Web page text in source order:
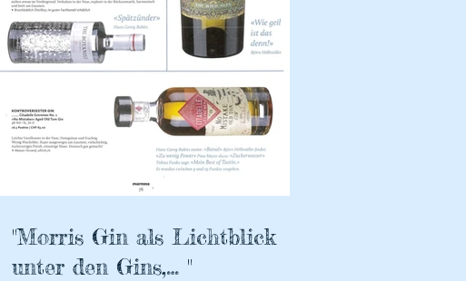
"Morris Gin als Lichtblick
unter den Gins,… "